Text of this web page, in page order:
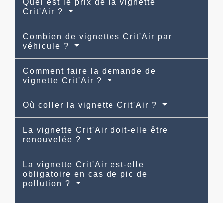
Quel est le prix de la vignette
Crit'Air ?
Combien de vignettes Crit'Air par
véhicule ?
Comment faire la demande de
vignette Crit'Air ?
Où coller la vignette Crit'Air ?
La vignette Crit'Air doit-elle être
renouvelée ?
La vignette Crit'Air est-elle
obligatoire en cas de pic de
pollution ?